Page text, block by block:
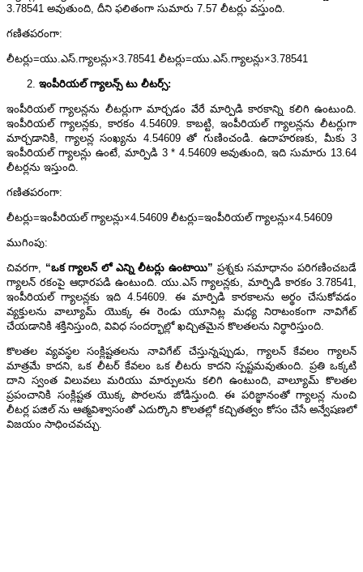
3.78541 అవుతుంది, దీని ఫలితంగా సుమారు 7.57 లీటర్లు వస్తుంది.
గణితపరంగా:
లీటర్లు=యు.ఎస్.గ్యాలన్లు×3.78541 లీటర్లు=యు.ఎస్.గ్యాలన్లు×3.78541
ఇంపీరియల్ గ్యాలన్స్ టు లీటర్స్:
ఇంపీరియల్ గ్యాలన్లను లీటర్లుగా మార్చడం వేరే మార్పిడి కారకాన్ని కలిగి ఉంటుంది.
ఇంపీరియల్ గ్యాలన్లకు, కారకం 4.54609. కాబట్టి, ఇంపీరియల్ గ్యాలన్లను లీటర్లుగా
మార్చడానికి, గ్యాలన్ల సంఖ్యను 4.54609 తో గుణించండి. ఉదాహరణకు, మీకు 3
ఇంపీరియల్ గ్యాలన్లు ఉంటే, మార్పిడి 3 * 4.54609 అవుతుంది, ఇది సుమారు 13.64
లీటర్లను ఇస్తుంది.
గణితపరంగా:
లీటర్లు=ఇంపీరియల్ గ్యాలన్లు×4.54609 లీటర్లు=ఇంపీరియల్ గ్యాలన్లు×4.54609
ముగింపు:
చివరగా, “ఒకగ్యాలన్లో ఎన్నిలీటర్లుఉంటాయి” ప్రశ్నకు సమాధానం పరిగణించబడే
గ్యాలన్ రకంపై ఆధారపడి ఉంటుంది. యు.ఎస్ గ్యాలన్లకు, మార్పిడి కారకం 3.78541,
ఇంపీరియల్ గ్యాలన్లకు ఇది 4.54609. ఈ మార్పిడి కారకాలను అర్థం చేసుకోవడం
వ్యక్తులను వాల్యూమ్ యొక్క ఈ రెండు యూనిట్ల మధ్య నిరాటంకంగా నావిగేట్
చేయడానికి శక్తినిస్తుంది, వివిధ సందర్భాల్లో ఖచ్చితమైన కొలతలను నిర్ధారిస్తుంది.
కొలతల వ్యవస్థల సంక్లిష్టతలను నావిగేట్ చేస్తున్నప్పుడు, గ్యాలన్ కేవలం గ్యాలన్
మాత్రమే కాదని, ఒక లీటర్ కేవలం ఒక లీటరు కాదని స్పష్టమవుతుంది. ప్రతి ఒక్కటి
దాని స్వంత విలువలు మరియు మార్పులను కలిగి ఉంటుంది, వాల్యూమ్ కొలతల
ప్రపంచానికి సంక్లిష్టత యొక్క పొరలను జోడిస్తుంది. ఈ పరిజ్ఞానంతో గ్యాలన్ల నుంచి
లీటర్ల పజిల్ ను ఆత్మవిశ్వాసంతో ఎదుర్కొని కొలతల్లో కచ్చితత్వం కోసం చేసే అన్వేషణలో
విజయం సాధించవచ్చు.